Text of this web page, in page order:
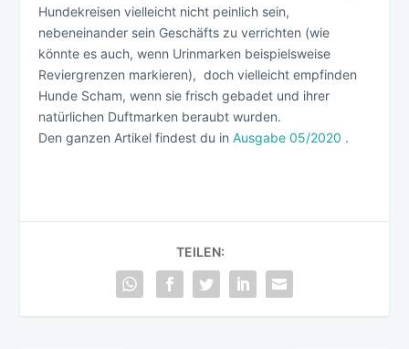
Hundekreisen vielleicht nicht peinlich sein,
nebeneinander sein Geschäfts zu verrichten (wie
könnte es auch, wenn Urinmarken beispielsweise
Reviergrenzen markieren), doch vielleicht empfinden
Hunde Scham, wenn sie frisch gebadet und ihrer
natürlichen Duftmarken beraubt wurden.
Den ganzen Artikel findest du inAusgabe 05/2020 .
TEILEN: